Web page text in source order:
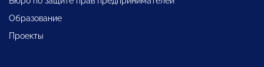
Образование
Проекты